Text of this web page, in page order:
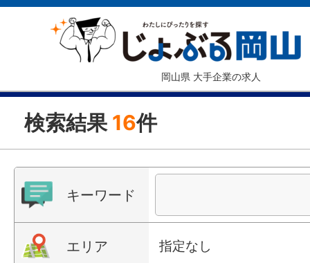
岡山県 大手企業の求人
検索結果 16件
キーワード
エリア 指定なし